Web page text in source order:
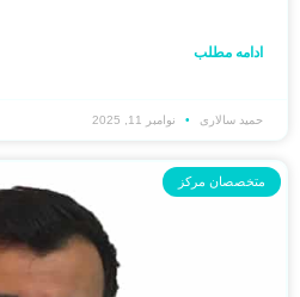
ادامه مطلب
حمید سالاری نوامبر 11, 2025
متخصصان مرکز